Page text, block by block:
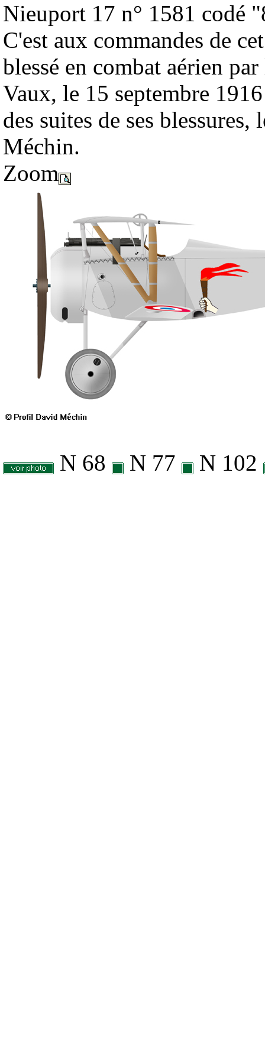
Nieuport 17 n° 1581 codé
C'est aux commandes de
blessé en combat aérien
Vaux, le 15 septembre
des suites de ses
Méchin.
Zoom
N 68 N 77 N 102